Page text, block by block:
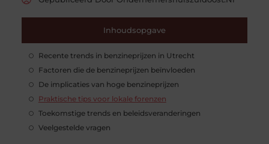
Inhoudsopgave
Recente trends in benzineprijzen in Utrecht
Factoren die de benzineprijzen beïnvloeden
De implicaties van hoge benzineprijzen
Praktische tips voor lokale forenzen
Toekomstige trends en beleidsveranderingen
Veelgestelde vragen